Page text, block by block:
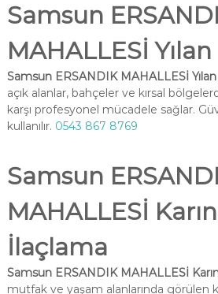
Samsun
MAHALLESİ
Samsun ERSANDIK MAHALLESİ
açık alanlar, bahçeler ve kırsal
karşı profesyonel mücadele sağlar.
kullanılır. 0543 867 8769
Samsun
MAHALLESİ
İlaçlama
Samsun ERSANDIK MAHALLESİ
mutfak ve yaşam alanlarında görülen